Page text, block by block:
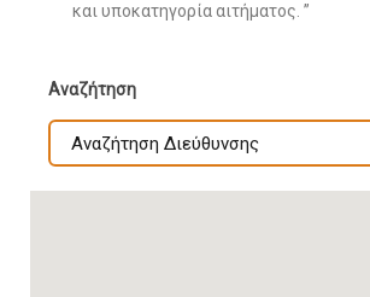
και υποκατηγορία αιτήματος.
Αναζήτηση